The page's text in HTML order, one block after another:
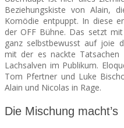
Beziehungskiste von Alain,
Komödie entpuppt. In diese
der OFF Bühne. Das setzt
ganz selbstbewusst auf joie
mit der es nackte
Lachsalven im Publikum.
Tom Pfertner und Luke
Alain und Nicolas in Rage.
Die Mischung macht’s